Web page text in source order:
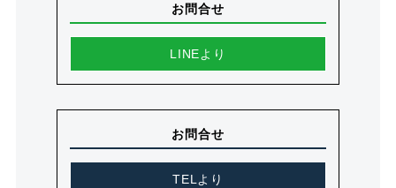
お問合せ
LINEより
お問合せ
TELより